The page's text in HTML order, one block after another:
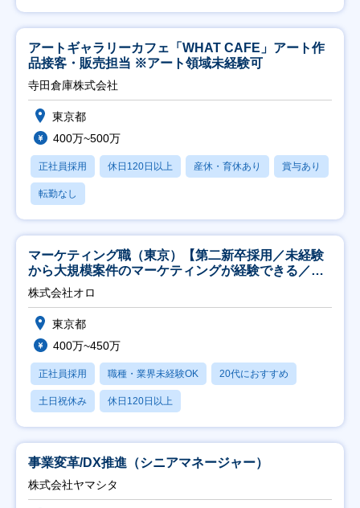
アートギャラリーカフェ「WHAT CAFE」アート作
品接客・販売担当 ※アート領域未経験可
寺田倉庫株式会社
東京都
400万~500万
正社員採用 休日120日以上 産休・育休あり 賞与あり
転勤なし
マーケティング職（東京）【第二新卒採用／未経験
から大規模案件のマーケティングが経験できる／研
修充実】
株式会社オロ
東京都
400万~450万
正社員採用 職種・業界未経験OK 20代におすすめ
土日祝休み 休日120日以上
事業変革/DX推進（シニアマネージャー）
株式会社ヤマシタ